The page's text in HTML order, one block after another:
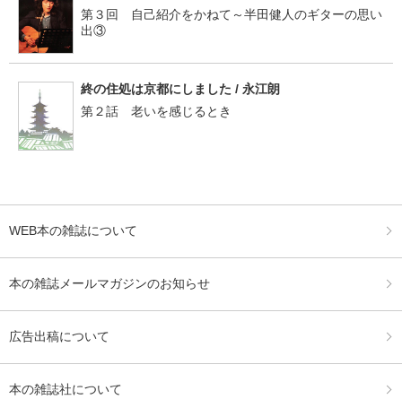
第３回 自己紹介をかねて～半田健人のギターの思い
出③
終の住処は京都にしました / 永江朗
第２話 老いを感じるとき
WEB本の雑誌について
本の雑誌メールマガジンのお知らせ
広告出稿について
本の雑誌社について